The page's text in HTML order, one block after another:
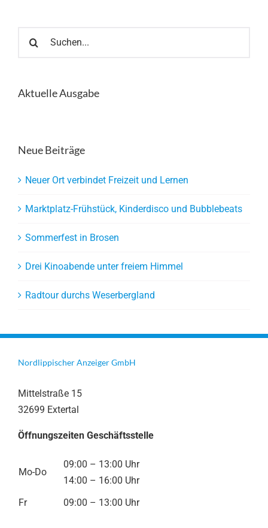
nach:
Aktuelle Ausgabe
Neue Beiträge
Neuer Ort verbindet Freizeit und Lernen
Marktplatz-Frühstück, Kinderdisco und Bubblebeats
Sommerfest in Brosen
Drei Kinoabende unter freiem Himmel
Radtour durchs Weserbergland
Nordlippischer Anzeiger GmbH
Mittelstraße 15
32699 Extertal
Öffnungszeiten Geschäftsstelle
Mo-Do
09:00 – 13:00 Uhr
14:00 – 16:00 Uhr
Fr
09:00 – 13:00 Uhr